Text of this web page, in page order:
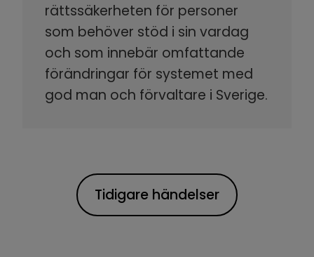
rättssäkerheten för personer
som behöver stöd i sin vardag
och som innebär omfattande
förändringar för systemet med
god man och förvaltare i Sverige.
Tidigare händelser